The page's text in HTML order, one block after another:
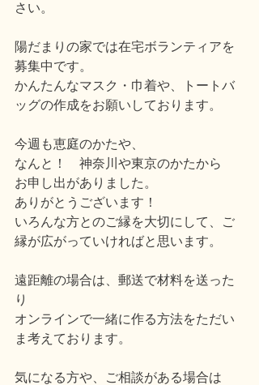
さい。
陽だまりの家では在宅ボランティアを
募集中です。
かんたんなマスク・巾着や、トートバ
ッグの作成をお願いしております。
今週も恵庭のかたや、
なんと！　神奈川や東京のかたから
お申し出がありました。
ありがとうございます！
いろんな方とのご縁を大切にして、ご
縁が広がっていければと思います。
遠距離の場合は、郵送で材料を送った
り
オンラインで一緒に作る方法をただい
ま考えております。
気になる方や、ご相談がある場合は